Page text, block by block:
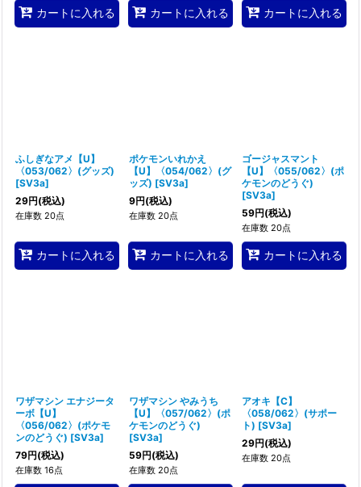
カートに入れる カートに入れる カートに入れる
ふしぎなアメ【U】
〈053/062〉(グッズ)
[SV3a]
29円(税込)
在庫数 20点
カートに入れる
ポケモンいれかえ
【U】〈054/062〉(グ
ッズ) [SV3a]
9円(税込)
在庫数 20点
カートに入れる
ゴージャスマント
【U】〈055/062〉(ポ
ケモンのどうぐ)
[SV3a]
59円(税込)
在庫数 20点
カートに入れる
ワザマシン エナジータ
ーボ【U】
〈056/062〉(ポケモ
ンのどうぐ) [SV3a]
79円(税込)
在庫数 16点
ワザマシン やみうち
【U】〈057/062〉(ポ
ケモンのどうぐ)
[SV3a]
59円(税込)
在庫数 20点
アオキ【C】
〈058/062〉(サポー
ト) [SV3a]
29円(税込)
在庫数 20点